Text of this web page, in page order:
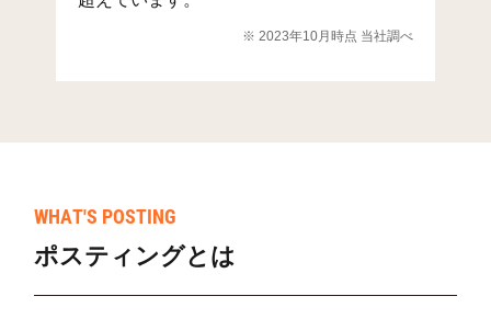
西浦(1)
※ 2023年10月時点 当社調べ
WHAT'S POSTING
ポスティングとは